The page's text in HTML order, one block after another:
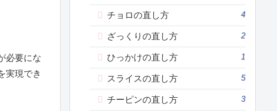
必要にな
実現でき
チョロの直し方 4
ざっくりの直し方 2
ひっかけの直し方 1
スライスの直し方 5
チーピンの直し方 3